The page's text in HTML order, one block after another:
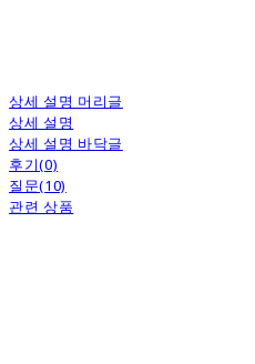
상세 설명 머리글
상세 설명
상세 설명 바닥글
후기(0)
질문(10)
관련 상품